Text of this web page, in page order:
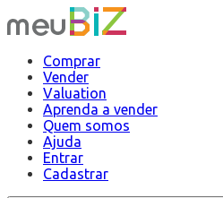
Comprar
Vender
Valuation
Aprenda a vender
Quem somos
Ajuda
Entrar
Cadastrar